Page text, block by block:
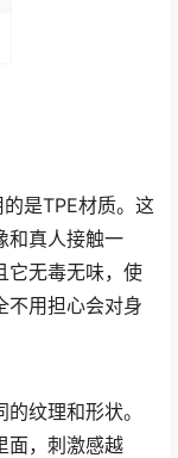
是TPE材质。这
和真人接触一
它无毒无味，使
不用担心会对身
纹理和形状。
面，刺激感越